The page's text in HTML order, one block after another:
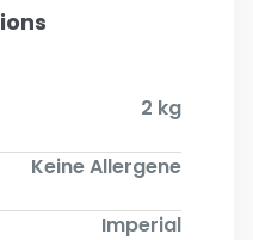
2 kg
Keine Allergene
Imperial